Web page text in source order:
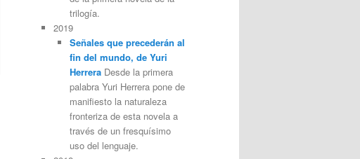
trilogía.
2019
Señales que precederán al
fin del mundo, de Yuri
HerreraDesde la primera
palabra Yuri Herrera pone de
manifiesto la naturaleza
fronteriza de esta novela a
través de un fresquísimo
uso del lenguaje.